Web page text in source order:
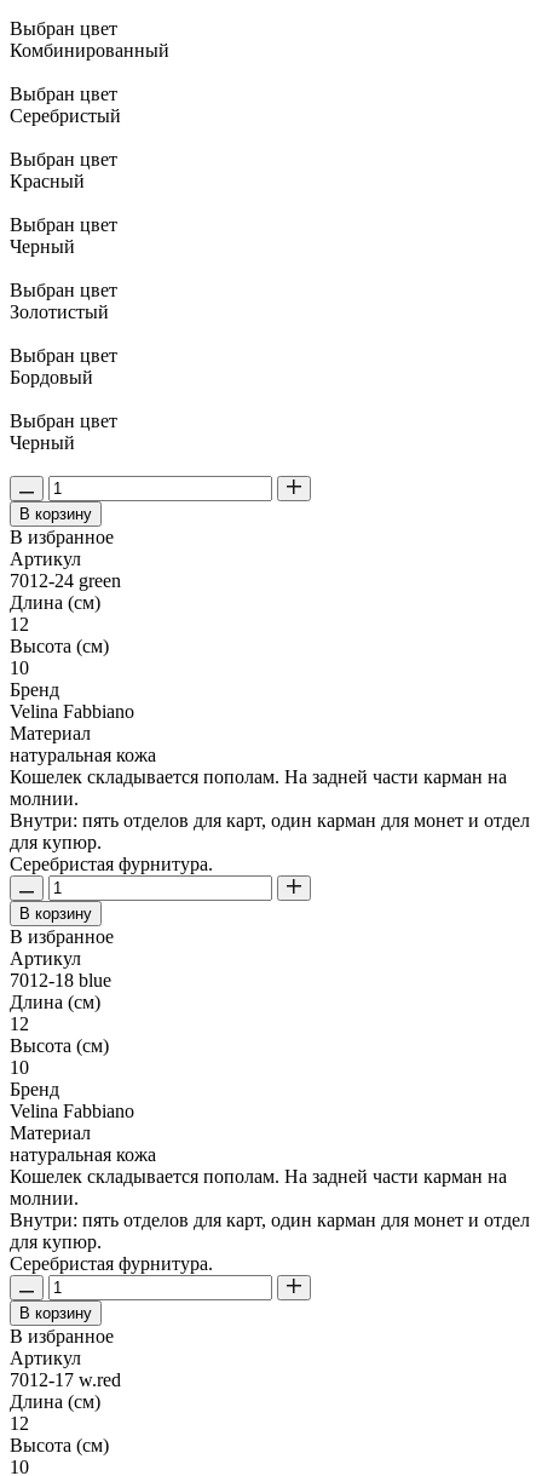
Выбран цвет
Комбинированный
Выбран цвет
Серебристый
Выбран цвет
Красный
Выбран цвет
Черный
Выбран цвет
Золотистый
Выбран цвет
Бордовый
Выбран цвет
Черный
В корзину
В избранное
Артикул
7012-24 green
Длина (см)
12
Высота (см)
10
Бренд
Velina Fabbiano
Материал
натуральная кожа
Кошелек складывается пополам. На задней части карман на
молнии.
Внутри: пять отделов для карт, один карман для монет и отдел
для купюр.
Серебристая фурнитура.
В корзину
В избранное
Артикул
7012-18 blue
Длина (см)
12
Высота (см)
10
Бренд
Velina Fabbiano
Материал
натуральная кожа
Кошелек складывается пополам. На задней части карман на
молнии.
Внутри: пять отделов для карт, один карман для монет и отдел
для купюр.
Серебристая фурнитура.
В корзину
В избранное
Артикул
7012-17 w.red
Длина (см)
12
Высота (см)
10